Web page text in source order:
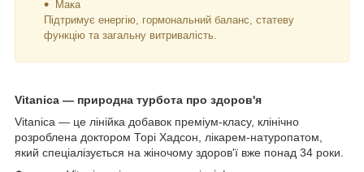
Мака
Підтримує енергію, гормональний баланс, статеву
функцію та загальну витривалість.
Vitanica — природна турбота про здоров'я
Vitanica — це лінійка добавок преміум-класу, клінічно
розроблена доктором Торі Хадсон, лікарем-натуропатом,
який спеціалізується на жіночому здоров'ї вже понад 34 роки.